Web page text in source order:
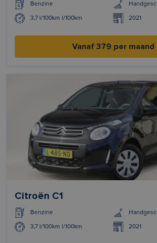
Benzine
3,7 l/100km l/100km 2021
Vanaf 379 per maand
Citroën C1
Benzine
3,7 l/100km l/100km 2021